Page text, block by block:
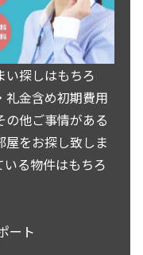
い探しはもちろ
礼金含め初期費用
他ご事情がある
屋をお探し致しま
る物件はもちろ
ート